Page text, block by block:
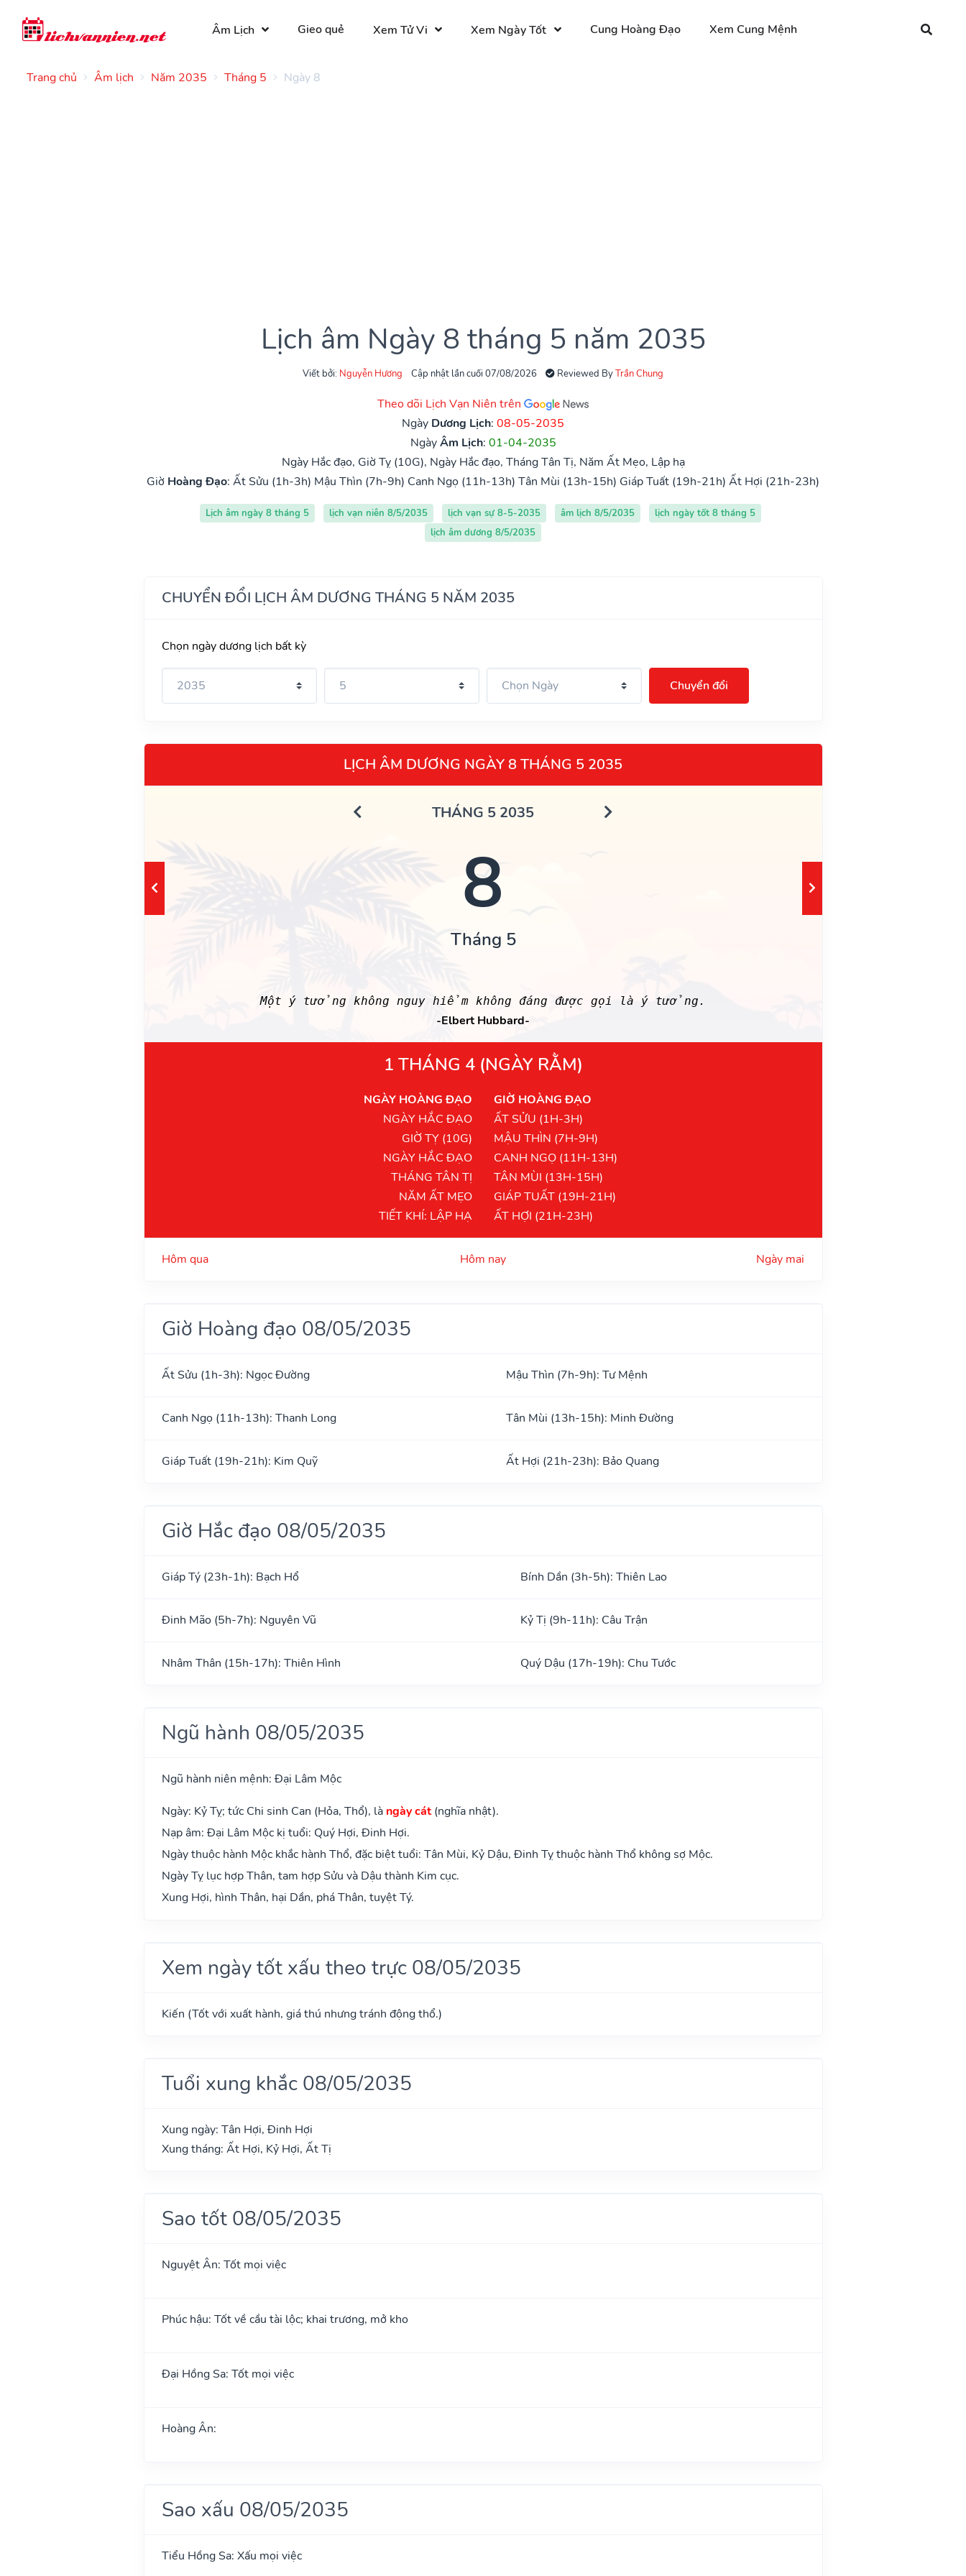
Âm Lịch Gieo quẻ Xem Tử Vi Xem Ngày Tốt Cung Hoàng Đạo Xem Cung Mệnh
Trang chủ Âm lịch Năm 2035 Tháng 5 Ngày 8
Lịch âm Ngày 8 tháng 5 năm 2035
Viết bởi: Nguyễn Hương Cập nhật lần cuối 07/08/2026 Reviewed ByTrần Chung
Theo dõi Lịch Vạn Niên trên
Ngày Dương Lịch: 08-05-2035
NgàyÂm Lịch: 01-04-2035
Ngày Hắc đạo, Giờ Tỵ (10G), Ngày Hắc đạo, Tháng Tân Tị, Năm Ất Mẹo, Lập hạ
Giờ Hoàng Đạo: Ất Sửu (1h-3h) Mậu Thìn (7h-9h) Canh Ngọ (11h-13h) Tân Mùi (13h-15h) Giáp Tuất (19h-21h) Ất Hợi (21h-23h)
Lịch âm ngày 8 tháng 5 lịch vạn niên 8/5/2035 lịch vạn sự 8-5-2035 âm lịch 8/5/2035
lịch ngày tốt 8 tháng 5
lịch âm dương 8/5/2035
CHUYỂN ĐỔI LỊCH ÂM DƯƠNG THÁNG 5 NĂM 2035
Chọn ngày dương lịch bất kỳ
Chuyển đổi
LỊCH ÂM DƯƠNG NGÀY 8 THÁNG 5 2035
THÁNG 5 2035
8
Tháng 5
Một ý tưởng không nguy hiểm không đáng được gọi là ý tưởng.
-Elbert Hubbard-
1 THÁNG 4 (NGÀY RẰM)
NGÀY HOÀNG ĐẠO
NGÀY HẮC ĐẠO
GIỜ TỴ (10G)
NGÀY HẮC ĐẠO
THÁNG TÂN TỊ
NĂM ẤT MẸO
TIẾT KHÍ: LẬP HẠ
GIỜ HOÀNG ĐẠO
ẤT SỬU (1H-3H)
MẬU THÌN (7H-9H)
CANH NGỌ (11H-13H)
TÂN MÙI (13H-15H)
GIÁP TUẤT (19H-21H)
ẤT HỢI (21H-23H)
Hôm qua Hôm nay Ngày mai
Giờ Hoàng đạo 08/05/2035
Ất Sửu (1h-3h): Ngọc Đường Mậu Thìn (7h-9h): Tư Mệnh
Canh Ngọ (11h-13h): Thanh Long Tân Mùi (13h-15h): Minh Đường
Giáp Tuất (19h-21h): Kim Quỹ Ất Hợi (21h-23h): Bảo Quang
Giờ Hắc đạo 08/05/2035
Giáp Tý (23h-1h): Bạch Hổ Bính Dần (3h-5h): Thiên Lao
Đinh Mão (5h-7h): Nguyên Vũ Kỷ Tị (9h-11h): Câu Trận
Nhâm Thân (15h-17h): Thiên Hình Quý Dậu (17h-19h): Chu Tước
Ngũ hành 08/05/2035
Ngũ hành niên mệnh: Đại Lâm Mộc
Ngày: Kỷ Tỵ; tức Chi sinh Can (Hỏa, Thổ), là ngày cát(nghĩa nhật).
Nạp âm: Đại Lâm Mộc kị tuổi: Quý Hợi, Đinh Hợi.
Ngày thuộc hành Mộc khắc hành Thổ, đặc biệt tuổi: Tân Mùi, Kỷ Dậu, Đinh Tỵ thuộc hành Thổ không sợ Mộc.
Ngày Tỵ lục hợp Thân, tam hợp Sửu và Dậu thành Kim cục.
Xung Hợi, hình Thân, hại Dần, phá Thân, tuyệt Tý.
Xem ngày tốt xấu theo trực 08/05/2035
Kiến (Tốt với xuất hành, giá thú nhưng tránh động thổ.)
Tuổi xung khắc 08/05/2035
Xung ngày: Tân Hợi, Đinh Hợi
Xung tháng: Ất Hợi, Kỷ Hợi, Ất Tị
Sao tốt 08/05/2035
Nguyệt Ân: Tốt mọi việc
Phúc hậu: Tốt về cầu tài lộc; khai trương, mở kho
Đại Hồng Sa: Tốt mọi việc
Hoàng Ân:
Sao xấu 08/05/2035
Tiểu Hồng Sa: Xấu mọi việc